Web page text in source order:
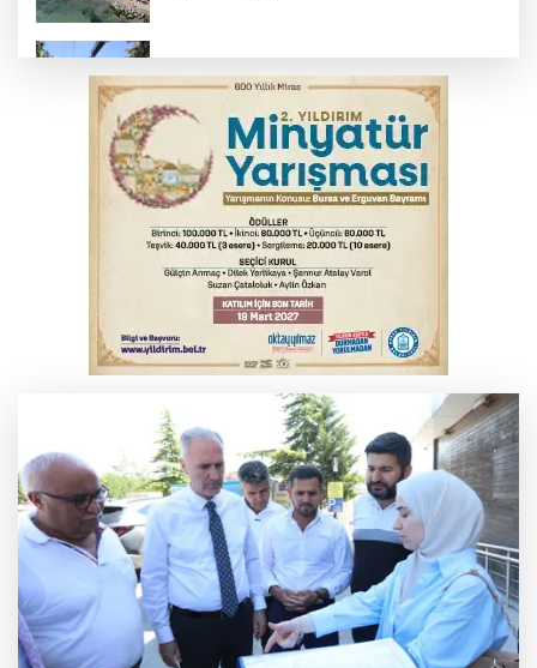
korunuyor
Bursa'da akıma kapılan mühendis ağır
yaralandı
Bursa'da tavuk çiftliğinde yangın
Bursa'da kontrolden çıkan araç orta
refüje çıktı